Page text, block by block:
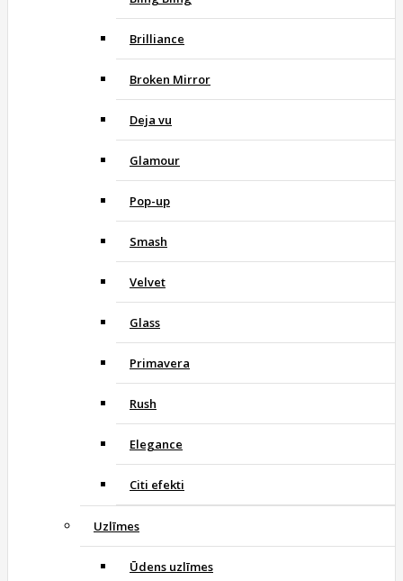
Brilliance
Broken Mirror
Deja vu
Glamour
Pop-up
Smash
Velvet
Glass
Primavera
Rush
Elegance
Citi efekti
Uzlīmes
Ūdens uzlīmes